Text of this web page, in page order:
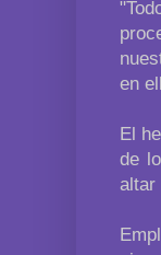
en
El
de
altar